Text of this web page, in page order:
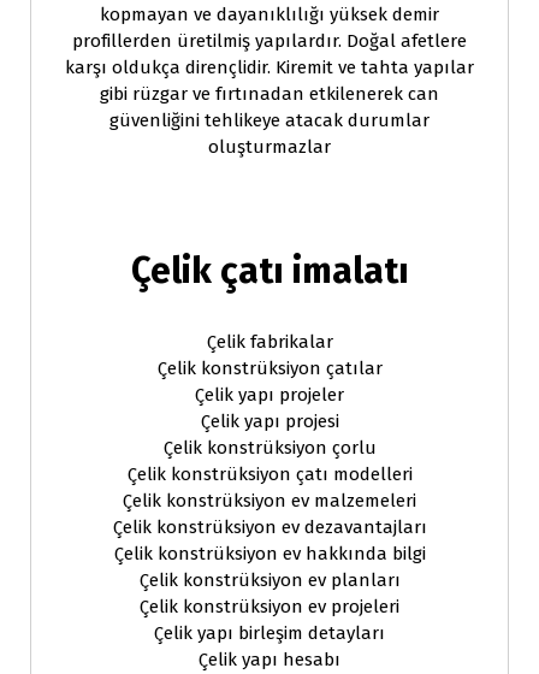
kopmayan ve dayanıklılığı yüksek demir
profillerden üretilmiş yapılardır. Doğal afetlere
karşı oldukça dirençlidir. Kiremit ve tahta yapılar
gibi rüzgar ve fırtınadan etkilenerek can
güvenliğini tehlikeye atacak durumlar
oluşturmazlar
Çelik çatı imalatı
Çelik fabrikalar
Çelik konstrüksiyon çatılar
Çelik yapı projeler
Çelik yapı projesi
Çelik konstrüksiyon çorlu
Çelik konstrüksiyon çatı modelleri
Çelik konstrüksiyon ev malzemeleri
Çelik konstrüksiyon ev dezavantajları
Çelik konstrüksiyon ev hakkında bilgi
Çelik konstrüksiyon ev planları
Çelik konstrüksiyon ev projeleri
Çelik yapı birleşim detayları
Çelik yapı hesabı